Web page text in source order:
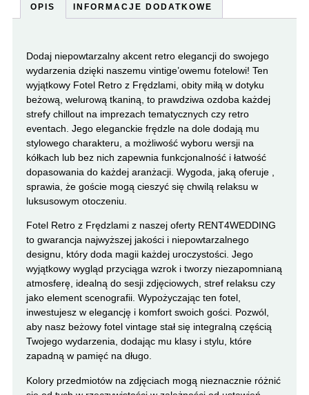
OPIS INFORMACJE DODATKOWE
Dodaj niepowtarzalny akcent retro elegancji do swojego
wydarzenia dzięki naszemu vintige’owemu fotelowi! Ten
wyjątkowy Fotel Retro z Frędzlami, obity miłą w dotyku
beżową, welurową tkaniną, to prawdziwa ozdoba każdej
strefy chillout na imprezach tematycznych czy retro
eventach. Jego eleganckie frędzle na dole dodają mu
stylowego charakteru, a możliwość wyboru wersji na
kółkach lub bez nich zapewnia funkcjonalność i łatwość
dopasowania do każdej aranżacji. Wygoda, jaką oferuje ,
sprawia, że goście mogą cieszyć się chwilą relaksu w
luksusowym otoczeniu.
Fotel Retro z Frędzlami z naszej oferty RENT4WEDDING
to gwarancja najwyższej jakości i niepowtarzalnego
designu, który doda magii każdej uroczystości. Jego
wyjątkowy wygląd przyciąga wzrok i tworzy niezapomnianą
atmosferę, idealną do sesji zdjęciowych, stref relaksu czy
jako element scenografii. Wypożyczając ten fotel,
inwestujesz w elegancję i komfort swoich gości. Pozwól,
aby nasz beżowy fotel vintage stał się integralną częścią
Twojego wydarzenia, dodając mu klasy i stylu, które
zapadną w pamięć na długo.
Kolory przedmiotów na zdjęciach mogą nieznacznie różnić